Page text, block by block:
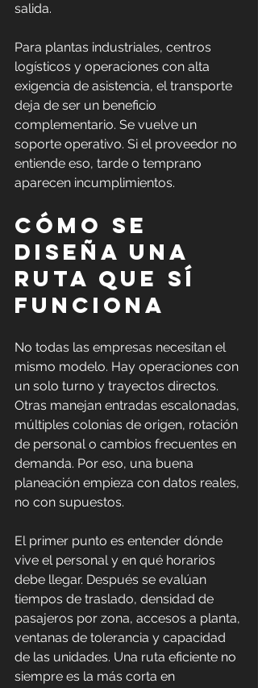
salida.
Para plantas industriales, centros
logísticos y operaciones con alta
exigencia de asistencia, el transporte
deja de ser un beneficio
complementario. Se vuelve un
soporte operativo. Si el proveedor no
entiende eso, tarde o temprano
aparecen incumplimientos.
Cómo se
diseña una
ruta que sí
funciona
No todas las empresas necesitan el
mismo modelo. Hay operaciones con
un solo turno y trayectos directos.
Otras manejan entradas escalonadas,
múltiples colonias de origen, rotación
de personal o cambios frecuentes en
demanda. Por eso, una buena
planeación empieza con datos reales,
no con supuestos.
El primer punto es entender dónde
vive el personal y en qué horarios
debe llegar. Después se evalúan
tiempos de traslado, densidad de
pasajeros por zona, accesos a planta,
ventanas de tolerancia y capacidad
de las unidades. Una ruta eficiente no
siempre es la más corta en